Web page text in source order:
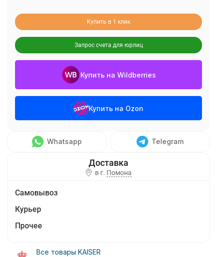
Купить в 1 клик
Запрос счета для юрлиц
Купить на Wildberries
Купить на Ozon
Whatsapp Telegram
в г. Помона
Самовывоз
Курьер
Прочее
Все товары KAISER